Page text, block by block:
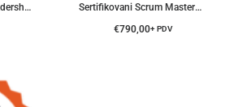
Sertifikovani Agile Leadership® Trening
Sertifikovani Scrum Master® Trening
€790,00+ PDV